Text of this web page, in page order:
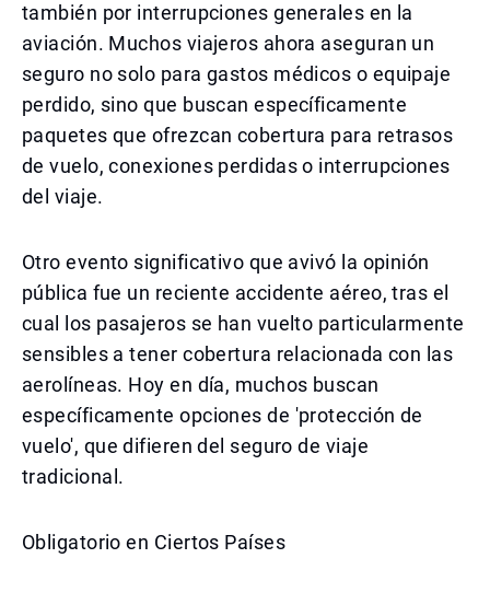
también por interrupciones generales en la
aviación. Muchos viajeros ahora aseguran un
seguro no solo para gastos médicos o equipaje
perdido, sino que buscan específicamente
paquetes que ofrezcan cobertura para retrasos
de vuelo, conexiones perdidas o interrupciones
del viaje.
Otro evento significativo que avivó la opinión
pública fue un reciente accidente aéreo, tras el
cual los pasajeros se han vuelto particularmente
sensibles a tener cobertura relacionada con las
aerolíneas. Hoy en día, muchos buscan
específicamente opciones de 'protección de
vuelo', que difieren del seguro de viaje
tradicional.
Obligatorio en Ciertos Países